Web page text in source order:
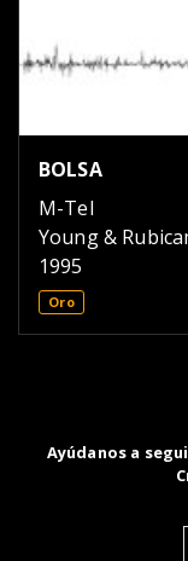
BOLSA
M-Tel
Young &
1995
Oro
Ayúdanos a